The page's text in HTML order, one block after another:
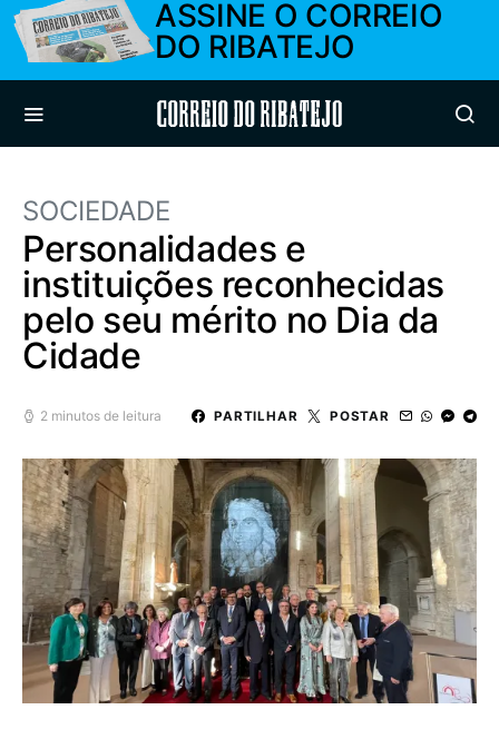
ASSINE O CORREIO
DO RIBATEJO
Correio do Ribatejo
SOCIEDADE
Personalidades e
instituições reconhecidas
pelo seu mérito no Dia da
Cidade
2 minutos de leitura PARTILHAR POSTAR